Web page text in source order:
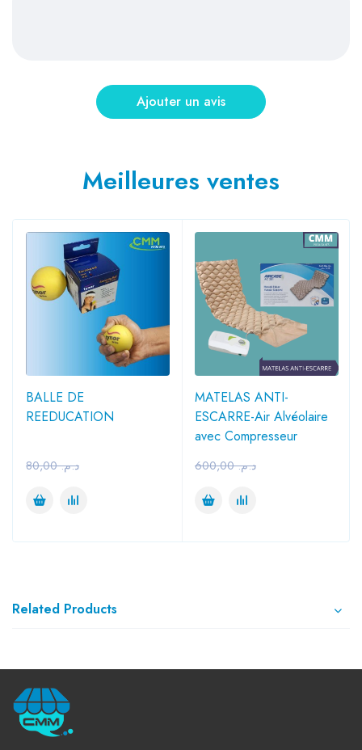
Meilleures ventes
BALLE DE
REEDUCATION
د.م.80,00
MATELAS ANTI-
ESCARRE-Air Alvéolaire
avec Compresseur
د.م.600,00
Related Products